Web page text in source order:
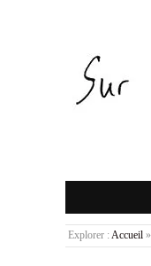
Explorer : Accueil »